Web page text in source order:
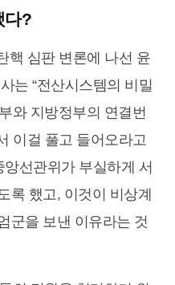
다?
핵 심판 변론에 나선 윤
는 “전산시스템의 비밀
와 지방정부의 연결번
이걸 풀고 들어오라고
선관위가 부실하게 서
록 했고, 이것이 비상계
군을 보낸 이유라는 것